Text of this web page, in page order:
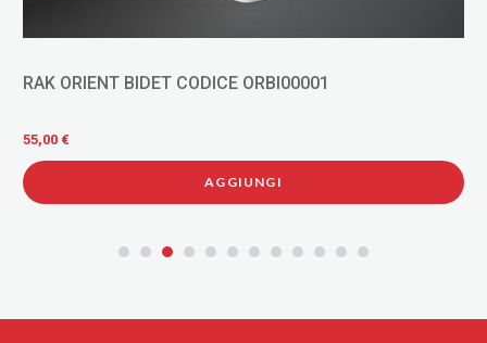
RAK ORIENT BIDET CODICE ORBI00001
55,00 €
AGGIUNGI